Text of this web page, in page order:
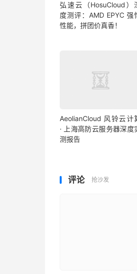
弘速云（HosuCloud）
度测评：AMD EPYC 强
性能，拼团价真香！
AeolianCloud 风铃云计
· 上海高防云服务器深度
测报告
评论 抢沙发